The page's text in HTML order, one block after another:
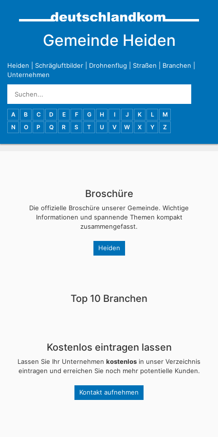
Gemeinde Heiden
Heiden Schrägluftbilder Drohnenflug Straßen Branchen
Unternehmen
A B C D E F G H I J K L
M
N
O P Q R S T U V W X Y Z
Broschüre
Die offizielle Broschüre unserer Gemeinde. Wichtige
Informationen und spannende Themen kompakt
zusammengefasst.
Heiden
Top 10 Branchen
Kostenlos eintragen lassen
Lassen Sie Ihr Unternehmen kostenlos in unser Verzeichnis
eintragen und erreichen Sie noch mehr potentielle Kunden.
Kontakt aufnehmen